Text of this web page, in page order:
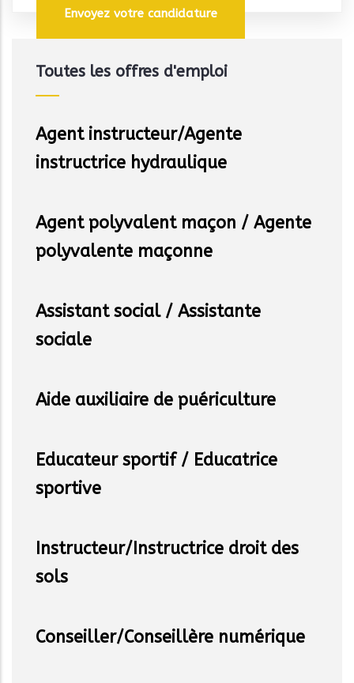
Toutes les offres d'emploi
Agent instructeur/Agente
instructrice hydraulique
Agent polyvalent maçon / Agente
polyvalente maçonne
Assistant social / Assistante
sociale
Aide auxiliaire de puériculture
Educateur sportif / Educatrice
sportive
Instructeur/Instructrice droit des
sols
Conseiller/Conseillère numérique